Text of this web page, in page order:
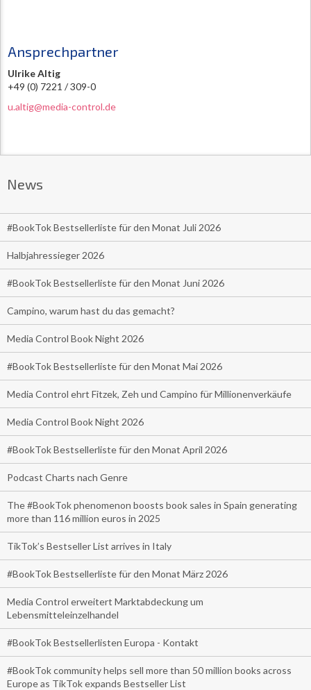
Ansprechpartner
Ulrike Altig
+49 (0) 7221 / 309-0
u.altig@media-control.de
News
#BookTok Bestsellerliste für den Monat Juli 2026
Halbjahressieger 2026
#BookTok Bestsellerliste für den Monat Juni 2026
Campino, warum hast du das gemacht?
Media Control Book Night 2026
#BookTok Bestsellerliste für den Monat Mai 2026
Media Control ehrt Fitzek, Zeh und Campino für Millionenverkäufe
Media Control Book Night 2026
#BookTok Bestsellerliste für den Monat April 2026
Podcast Charts nach Genre
The #BookTok phenomenon boosts book sales in Spain generating
more than 116 million euros in 2025
TikTok’s Bestseller List arrives in Italy
#BookTok Bestsellerliste für den Monat März 2026
Media Control erweitert Marktabdeckung um
Lebensmitteleinzelhandel
#BookTok Bestsellerlisten Europa - Kontakt
#BookTok community helps sell more than 50 million books across
Europe as TikTok expands Bestseller List